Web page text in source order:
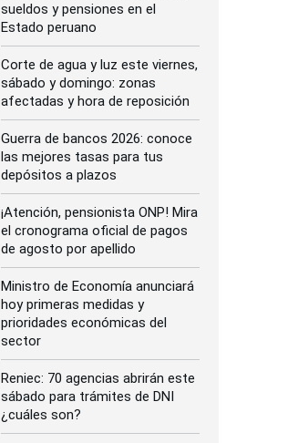
sueldos y pensiones en el
Estado peruano
Corte de agua y luz este viernes,
sábado y domingo: zonas
afectadas y hora de reposición
Guerra de bancos 2026: conoce
las mejores tasas para tus
depósitos a plazos
¡Atención, pensionista ONP! Mira
el cronograma oficial de pagos
de agosto por apellido
Ministro de Economía anunciará
hoy primeras medidas y
prioridades económicas del
sector
Reniec: 70 agencias abrirán este
sábado para trámites de DNI
¿cuáles son?